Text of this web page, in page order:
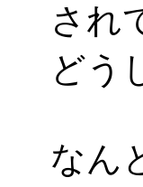
され
どう
なん